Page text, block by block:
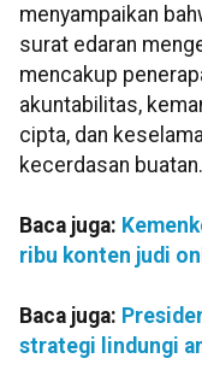
menyampaikan
surat edaran
mencakup
akuntabilitas,
cipta, dan
kecerdasan buatan.
Baca juga:
ribu konten judi
Baca juga:
strategi lindungi